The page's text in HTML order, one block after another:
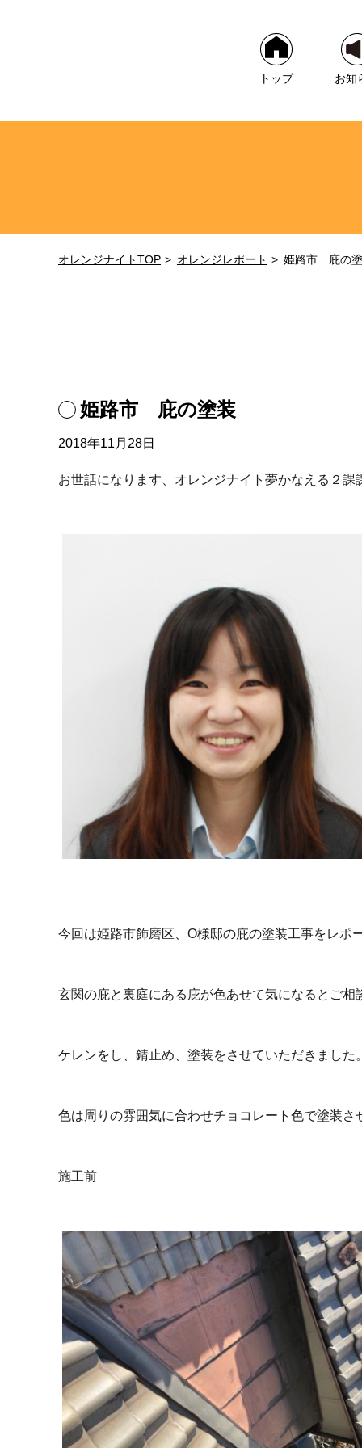
トップ お知
オレンジナイトTOP オレンジレポート 姫路市 庇の
姫路市 庇の塗装
2018年11月28日
お世話になります、オレンジナイト夢かなえる２課
今回は姫路市飾磨区、O様邸の庇の塗装工事をレポ
玄関の庇と裏庭にある庇が色あせて気になるとご相
ケレンをし、錆止め、塗装をさせていただきました
色は周りの雰囲気に合わせチョコレート色で塗装さ
施工前